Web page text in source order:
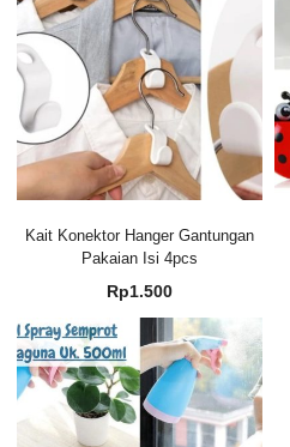
Kait Konektor Hanger Gantungan
Pakaian Isi 4pcs
Rp1.500